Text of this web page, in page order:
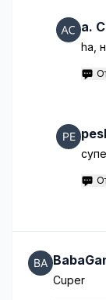
a.
hа,
Сuper